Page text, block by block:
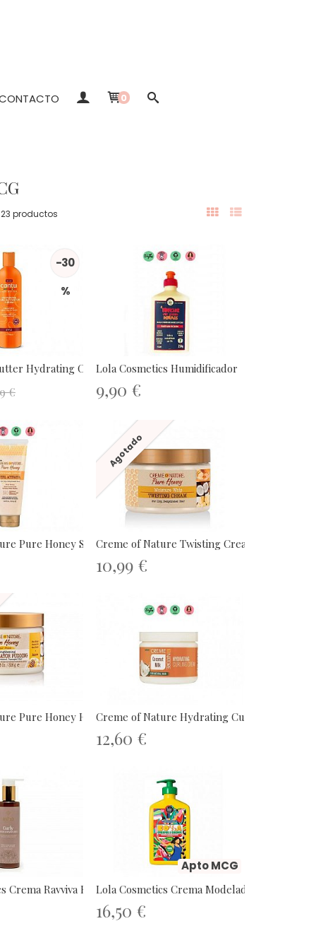
0
23 productos
-30
%
Hydrating Curl...
€
Lola Cosmetics Humidificador
9,90 €
Pure Honey Shrink....
Agotado
Creme of Nature Twisting Cream 326gr
10,99 €
Pure Honey Hair Food...Creme of Nature Hydrating Curling...
12,60 €
Crema Ravviva Ricci...
Apto MCG
Lola Cosmetics Crema Modeladora...
16,50 €